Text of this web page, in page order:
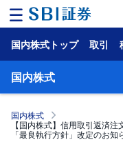
ー
ム
ー
ケ
ッ
国内株式トップ 取引
国内株式
国内株式
【国内株式】信用取引返済
「最良執行方針」改定のお知